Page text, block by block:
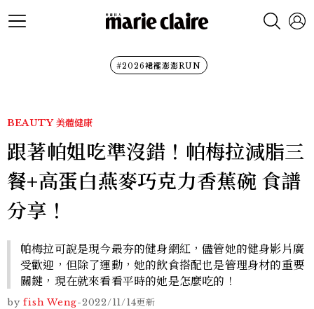
#2026裙襬澎澎RUN
BEAUTY 美體健康
跟著帕姐吃準沒錯！帕梅拉減脂三
餐+高蛋白燕麥巧克力香蕉碗 食譜
分享！
帕梅拉可說是現今最夯的健身網紅，儘管她的健身影片廣
受歡迎，但除了運動，她的飲食搭配也是管理身材的重要
關鍵，現在就來看看平時的她是怎麼吃的！
by fish Weng-2022/11/14更新